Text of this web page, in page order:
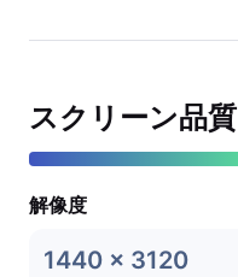
スクリーン品質
解像度
1440 x 3120